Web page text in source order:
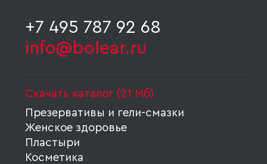
+7 495 787 92 68
info@bolear.ru
Скачать каталог (21 Мб)
Презервативы и гели-смазки
Женское здоровье
Пластыри
Косметика